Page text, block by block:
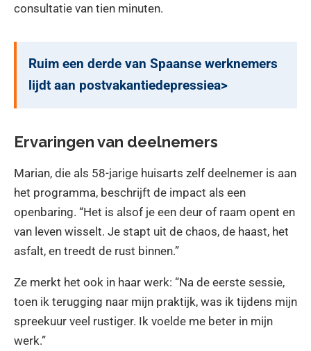
consultatie van tien minuten.
Ruim een derde van Spaanse werknemers
lijdt aan postvakantiedepressiea>
Ervaringen van deelnemers
Marian, die als 58-jarige huisarts zelf deelnemer is aan
het programma, beschrijft de impact als een
openbaring. “Het is alsof je een deur of raam opent en
van leven wisselt. Je stapt uit de chaos, de haast, het
asfalt, en treedt de rust binnen.”
Ze merkt het ook in haar werk: “Na de eerste sessie,
toen ik terugging naar mijn praktijk, was ik tijdens mijn
spreekuur veel rustiger. Ik voelde me beter in mijn
werk.”